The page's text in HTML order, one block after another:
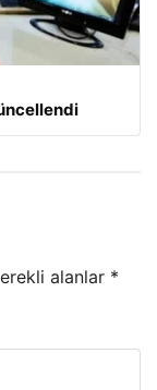
alanlar *